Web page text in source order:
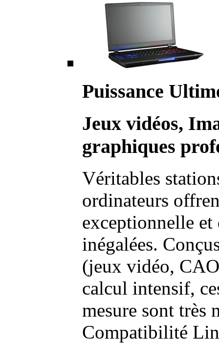
Puissance
Jeux vidéos,
graphiques
Véritables
ordinateurs
exceptionnelle et
inégalées.
(jeux vidéo,
calcul intensif,
mesure sont très
Compatibilité